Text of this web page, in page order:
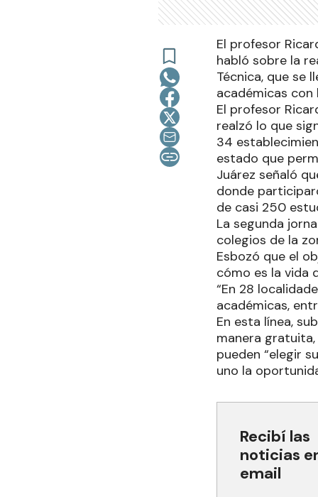
El profesor
habló sobre la
Técnica, que se
académicas
El profesor
realzó lo que
34
estado que
Juárez señaló
donde
de casi 250
La segunda
colegios de la
Esbozó que el
cómo es la vida
“En 28
académicas,
En esta línea,
manera
pueden “elegir
uno la
Recibí las
noticias
email